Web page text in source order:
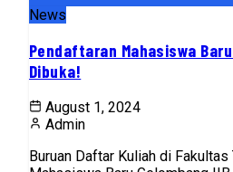
News
Pendaftaran Mahasiswa
Dibuka!
August 1, 2024
Admin
Buruan Daftar Kuliah di